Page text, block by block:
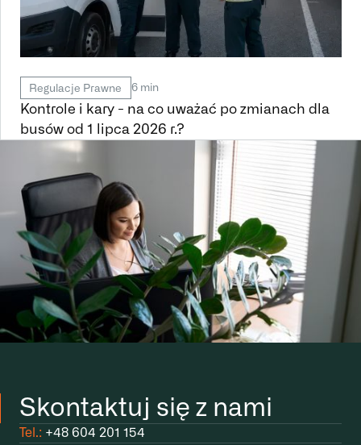
Regulacje Prawne 6 min
Kontrole i kary - na co uważać po zmianach dla
busów od 1 lipca 2026 r.?
Skontaktuj się z nami
Tel.: +48 604 201 154